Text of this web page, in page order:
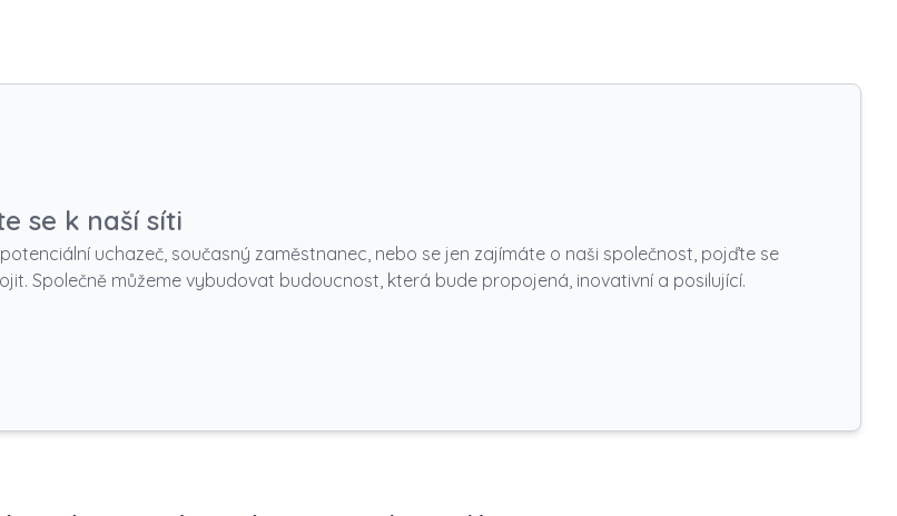
se k naší síti
uchazeč, současný zaměstnanec, nebo se jen zajímáte o naši společnost, pojďte se
Společně můžeme vybudovat budoucnost, která bude propojená, inovativní a posilující.